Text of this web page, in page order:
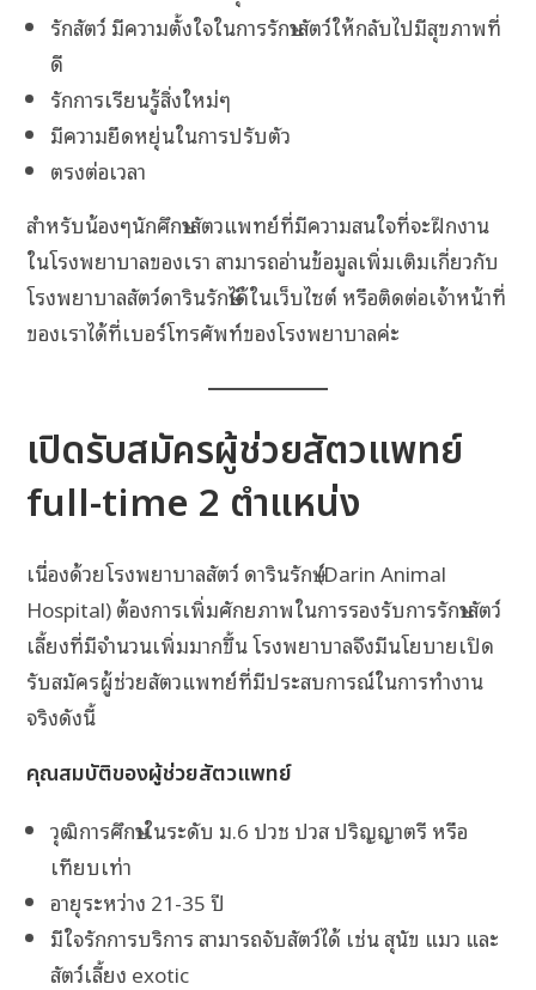
รักสัตว์ มีความตั้งใจในการรักษาสัตว์ให้กลับไปมีสุขภาพที่
ดี
รักการเรียนรู้สิ่งใหม่ๆ
มีความยืดหยุ่นในการปรับตัว
ตรงต่อเวลา
สำหรับน้องๆนักศึกษาสัตวแพทย์ที่มีความสนใจที่จะฝึกงาน
ในโรงพยาบาลของเรา สามารถอ่านข้อมูลเพิ่มเติมเกี่ยวกับ
โรงพยาบาลสัตว์ดารินรักษ์ได้ในเว็บไซต์ หรือติดต่อเจ้าหน้าที่
ของเราได้ที่เบอร์โทรศัพท์ของโรงพยาบาลค่ะ
เปิดรับสมัครผู้ช่วยสัตวแพทย์
full-time 2 ตำแหน่ง
เนื่องด้วยโรงพยาบาลสัตว์​ ดารินรักษ์ (Darin Animal
Hospital) ต้องการเพิ่มศักยภาพในการรองรับการรักษาสัตว์
เลี้ยงที่มีจำนวนเพิ่มมากขึ้น โรงพยาบาลจึงมีนโยบายเปิด
รับสมัครผู้ช่วยสัตวแพทย์ที่มีประสบการณ์ในการทำงาน
จริงดังนี้
คุณสมบัติของผู้ช่วยสัตวแพทย์
วุฒิการศึกษาในระดับ ม.6 ปวช ปวส ปริญญาตรี หรือ
เทียบเท่า
อายุระหว่าง 21-35 ปี
มีใจรักการบริการ สามารถจับสัตว์ได้ เช่น สุนัข แมว และ
สัตว์เลี้ยง exotic